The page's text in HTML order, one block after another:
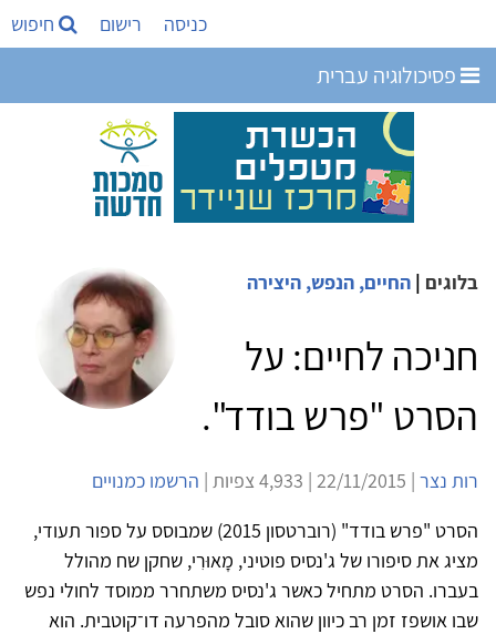
כניסה רישום חיפוש
פסיכולוגיה עברית
בלוגים | החיים, הנפש, היצירה
חניכה לחיים: על
הסרט "פרש בודד".
רות נצר | 22/11/2015 | 4,933 צפיות |
הרשמו כמנויים
הסרט "פרש בודד" (רוברטסון 2015) שמבוסס על ספור תעודי,
מציג את סיפורו של ג'נסיס פוטיני, מָאוּרִי, שחקן שח מהולל
בעברו. הסרט מתחיל כאשר ג'נסיס משתחרר ממוסד לחולי נפש
שבו אושפז זמן רב כיוון שהוא סובל מהפרעה דו־קוטבית. הוא